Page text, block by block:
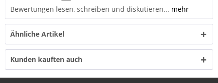
Bewertungen lesen, schreiben und diskutieren... mehr
Ähnliche Artikel
Kunden kauften auch